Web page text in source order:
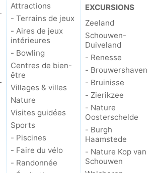
Attractions
- Terrains de jeux
- Aires de jeux
intérieures
- Bowling
Centres de bien-
être
Villages & villes
Nature
Visites guidées
Sports
- Piscines
- Faire du vélo
- Randonnée
EXCURSIONS
Zeeland
Schouwen-
Duiveland
- Renesse
- Brouwershaven
- Bruinisse
- Zierikzee
- Nature
Oosterschelde
- Burgh
Haamstede
- Nature Kop van
Schouwen